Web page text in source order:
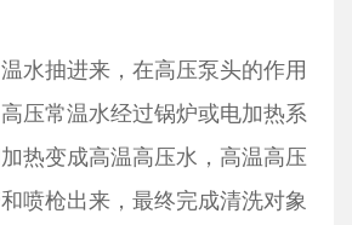
水抽进来，在高压泵头的作用
压常温水经过锅炉或电加热系
热变成高温高压水，高温高压
喷枪出来，最终完成清洗对象